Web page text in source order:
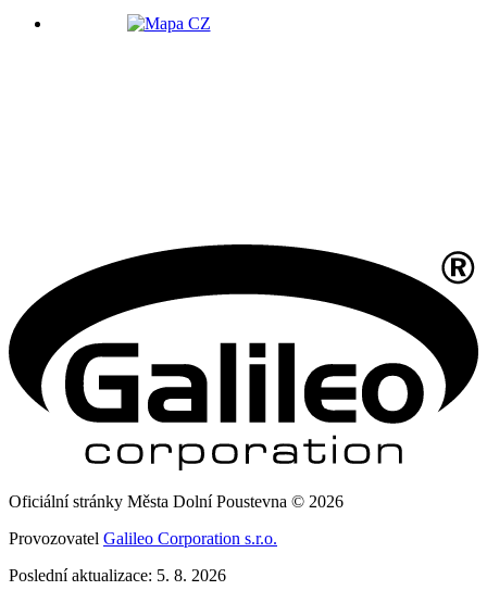
Oficiální stránky Města Dolní Poustevna © 2026
Provozovatel Galileo Corporation s.r.o.
Poslední aktualizace: 5. 8. 2026